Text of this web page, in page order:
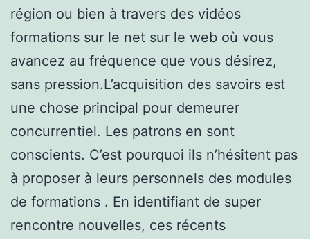
région ou bien à travers des vidéos
formations sur le net sur le web où vous
avancez au fréquence que vous désirez,
sans pression.L’acquisition des savoirs est
une chose principal pour demeurer
concurrentiel. Les patrons en sont
conscients. C’est pourquoi ils n’hésitent pas
à proposer à leurs personnels des modules
de formations . En identifiant de super
rencontre nouvelles, ces récents